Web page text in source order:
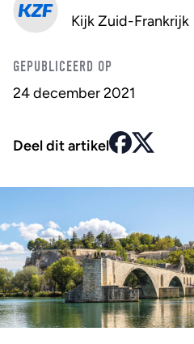
Kijk Zuid-Frankrijk
GEPUBLICEERD OP
24 december 2021
Deel dit artikel